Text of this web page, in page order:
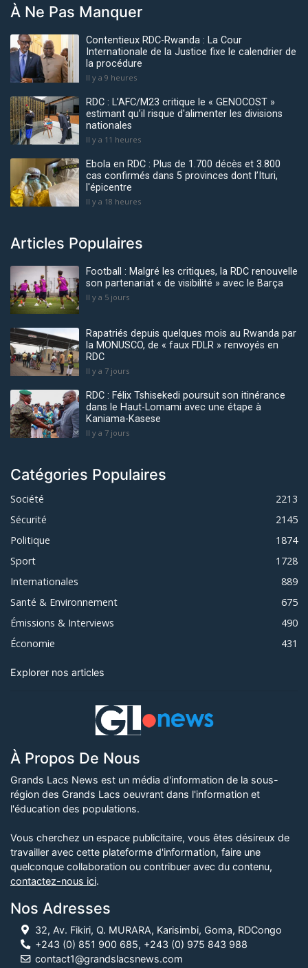
À Ne Pas Manquer
Contentieux RDC-Rwanda : La Cour
Internationale de la Justice fixe le calendrier de
la procédure
Il y a 9 heures
RDC : L’AFC/M23 critique le « GENOCOST »
estimant qu’il risque d'alimenter les divisions
nationales
Il y a 11 heures
Ebola en RDC : Plus de 1.700 décès et 3.800
cas confirmés dans 5 provinces dont l’Ituri,
l'épicentre
Il y a 18 heures
Articles Populaires
Football : Malgré les critiques, la RDC renouvelle
son partenariat « de visibilité » avec le Barça
Il y a 5 jours
Rapatriés depuis quelques mois au Rwanda par
la MONUSCO, de « faux FDLR » renvoyés en
RDC
Il y a 7 jours
RDC : Félix Tshisekedi poursuit son itinérance
dans le Haut-Lomami avec une étape à
Kaniama-Kasese
Il y a 7 jours
Catégories Populaires
Société
2213
Sécurité
2145
Politique
1874
Sport
1728
Internationales
889
Santé & Environnement
675
Émissions & Interviews
490
Économie
431
Explorer nos articles
À Propos De Nous
Grands Lacs News est un média d'information de la sous-
région des Grands Lacs oeuvrant dans l'information et
l'éducation des populations.
Vous cherchez un espace publicitaire, vous êtes désireux de
travailler avec cette plateforme d'information, faire une
quelconque collaboration ou contribuer avec du contenu,
contactez-nous ici.
Nos Adresses
32, Av. Fikiri, Q. MURARA, Karisimbi, Goma, RDCongo
+243 (0) 851 900 685, +243 (0) 975 843 988
contact1@grandslacsnews.com